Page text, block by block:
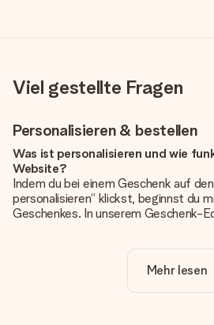
Viel gestellte Fragen
Personalisieren & bestellen
Was ist personalisieren und wie
Website?
Indem du bei einem Geschenk auf
personalisieren“ klickst, beginnst du
Geschenkes. In unserem Geschenk-
noch eines unserer angebotenen
Geschenk die perfekte Ausstrahlung
Mehr lesen